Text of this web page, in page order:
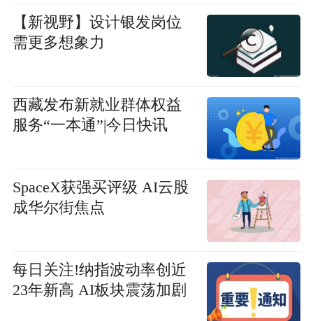
【新视野】设计银发岗位
需更多想象力
西藏发布新就业群体权益
服务“一本通”|今日快讯
SpaceX获强买评级 AI云股
成华尔街焦点
每日关注!纳指波动率创近
23年新高 AI板块震荡加剧